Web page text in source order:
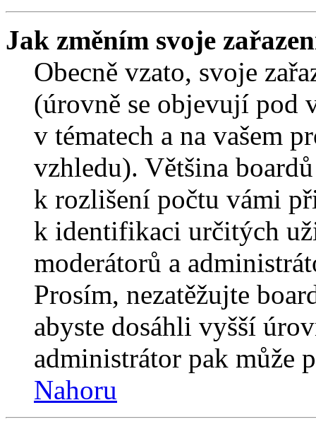
Jak změním svoje
Obecně vzato, svoje
(úrovně se objevují pod
v tématech a na vašem
vzhledu). Většina
k rozlišení počtu vámi
k identifikaci určitých
moderátorů a
Prosím, nezatěžujte
abyste dosáhli vyšší
administrátor pak může
Nahoru